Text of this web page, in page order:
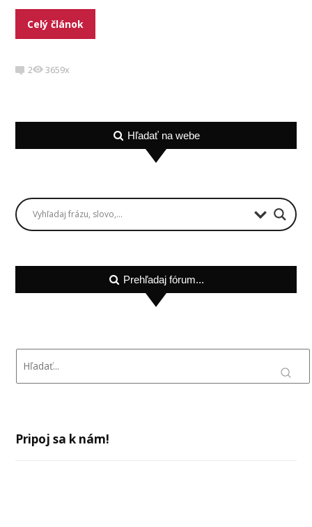
Celý článok
2 3659x
Hľadať na webe
Prehľadaj fórum...
Pripoj sa k nám!